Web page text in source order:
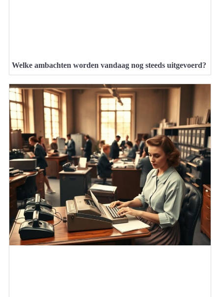
Welke ambachten worden vandaag nog steeds uitgevoerd?